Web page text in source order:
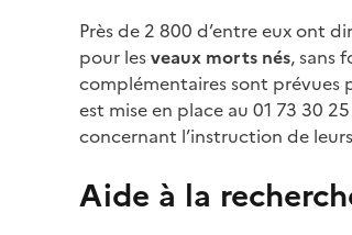
Près de 2 800 d’entre eux ont
pour lesveaux morts nés, sans
complémentaires sont prévues
est mise en place au 01 73 30
concernant l’instruction de
Aide à la